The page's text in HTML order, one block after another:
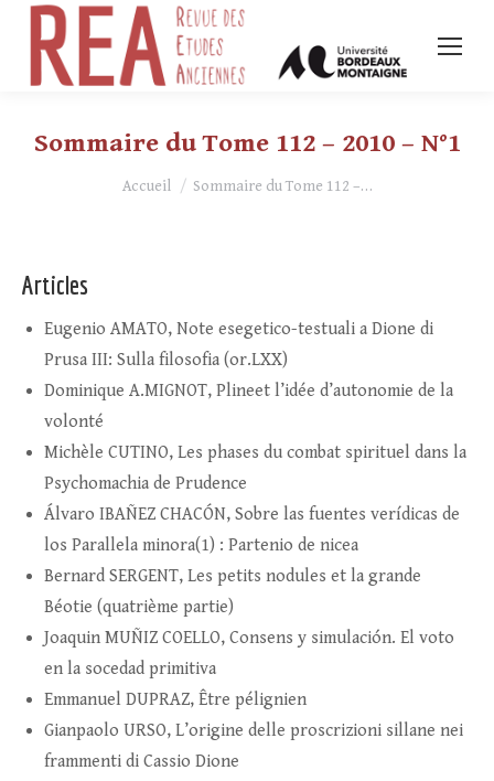
Sommaire du Tome 112 – 2010 – N°1
Vous êtes ici :
Accueil Sommaire du Tome 112 –…
Articles
Eugenio AMATO, Note esegetico-testuali a Dione di
Prusa III: Sulla filosofia (or.LXX)
Dominique A.MIGNOT, Plineet l’idée d’autonomie de la
volonté
Michèle CUTINO, Les phases du combat spirituel dans la
Psychomachia de Prudence
Álvaro IBAÑEZ CHACÓN, Sobre las fuentes verídicas de
los Parallela minora(1) : Partenio de nicea
Bernard SERGENT, Les petits nodules et la grande
Béotie (quatrième partie)
Joaquin MUÑIZ COELLO, Consens y simulación. El voto
en la socedad primitiva
Emmanuel DUPRAZ, Être pélignien
Gianpaolo URSO, L’origine delle proscrizioni sillane nei
frammenti di Cassio Dione